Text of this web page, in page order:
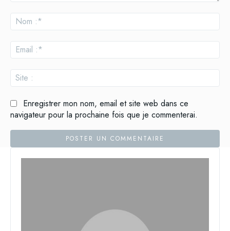
Enregistrer mon nom, email et site web dans ce
navigateur pour la prochaine fois que je commenterai.